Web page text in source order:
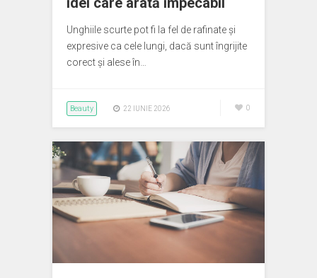
Unghiile scurte pot fi la fel de rafinate și
expresive ca cele lungi, dacă sunt îngrijite
corect și alese în…
Beauty 22 IUNIE 2026 0